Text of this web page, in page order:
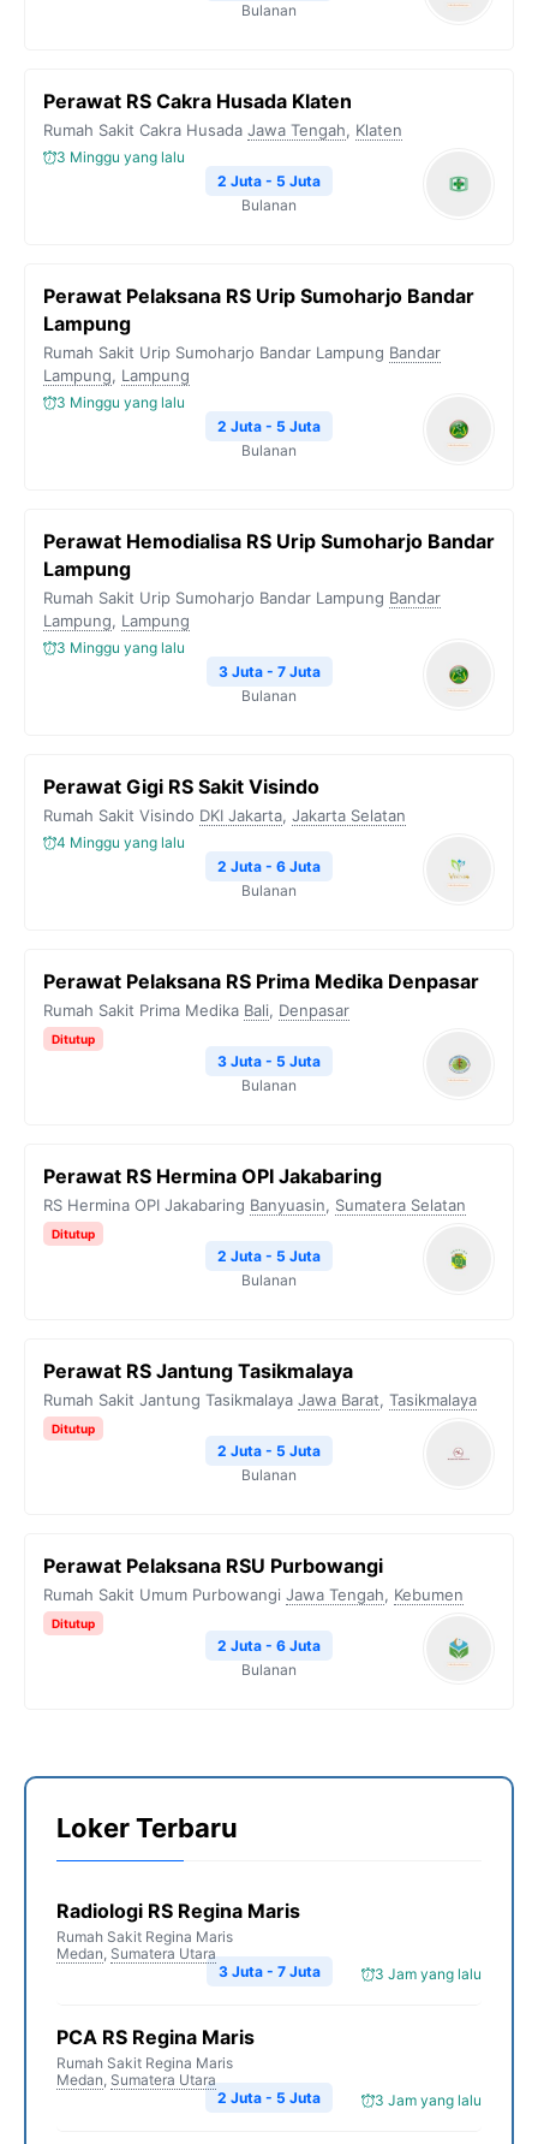
Bulanan
Perawat RS Cakra Husada Klaten
Rumah Sakit Cakra Husada Jawa Tengah, Klaten
3 Minggu yang lalu
2 Juta - 5 Juta
Bulanan
Perawat Pelaksana RS Urip Sumoharjo Bandar
Lampung
Rumah Sakit Urip Sumoharjo Bandar Lampung Bandar
Lampung, Lampung
3 Minggu yang lalu
2 Juta - 5 Juta
Bulanan
Perawat Hemodialisa RS Urip Sumoharjo Bandar
Lampung
Rumah Sakit Urip Sumoharjo Bandar Lampung Bandar
Lampung, Lampung
3 Minggu yang lalu
3 Juta - 7 Juta
Bulanan
Perawat Gigi RS Sakit Visindo
Rumah Sakit Visindo DKI Jakarta, Jakarta Selatan
4 Minggu yang lalu
2 Juta - 6 Juta
Bulanan
Perawat Pelaksana RS Prima Medika Denpasar
Rumah Sakit Prima Medika Bali, Denpasar
Ditutup
3 Juta - 5 Juta
Bulanan
Perawat RS Hermina OPI Jakabaring
RS Hermina OPI Jakabaring Banyuasin, Sumatera Selatan
Ditutup
2 Juta - 5 Juta
Bulanan
Perawat RS Jantung Tasikmalaya
Rumah Sakit Jantung Tasikmalaya Jawa Barat, Tasikmalaya
Ditutup
2 Juta - 5 Juta
Bulanan
Perawat Pelaksana RSU Purbowangi
Rumah Sakit Umum Purbowangi Jawa Tengah, Kebumen
Ditutup
2 Juta - 6 Juta
Bulanan
Loker Terbaru
Radiologi RS Regina Maris
Rumah Sakit Regina Maris
Medan, Sumatera Utara
3 Jam yang lalu
3 Juta - 7 Juta
PCA RS Regina Maris
Rumah Sakit Regina Maris
Medan, Sumatera Utara
3 Jam yang lalu
2 Juta - 5 Juta